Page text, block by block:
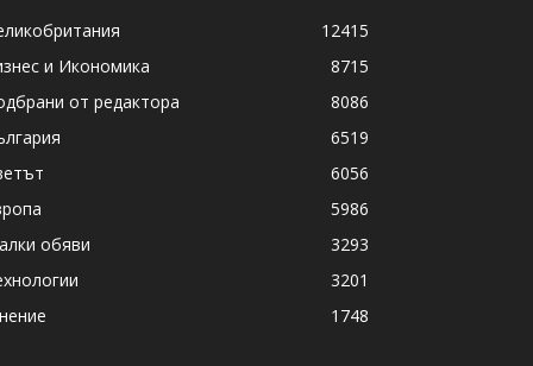
12415
и Икономика
8715
от редактора
8086
6519
6056
5986
обяви
3293
3201
1748